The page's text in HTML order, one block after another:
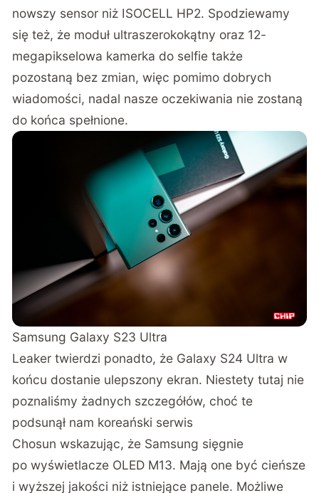
nowszy sensor niż ISOCELL HP2. Spodziewamy
się też, że moduł ultraszerokokątny oraz 12-
megapikselowa kamerka do selfie także
pozostaną bez zmian, więc pomimo dobrych
wiadomości, nadal nasze oczekiwania nie zostaną
do końca spełnione.
Samsung Galaxy S23 Ultra
Leaker twierdzi ponadto, że Galaxy S24 Ultra w
końcu dostanie ulepszony ekran. Niestety tutaj nie
poznaliśmy żadnych szczegółów, choć te
podsunął nam koreański serwis
Chosun wskazując, że Samsung sięgnie
po wyświetlacze OLED M13. Mają one być cieńsze
i wyższej jakości niż istniejące panele. Możliwe